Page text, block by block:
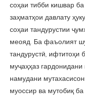
соҳаи тибби кишвар
заҳматҳои давлату
соҳаи тандурустии
меояд. Ба фаъолият
тандурустӣ, ифтитоҳи
муҷаҳҳаз
намудани
муоссир ва мутобиқ